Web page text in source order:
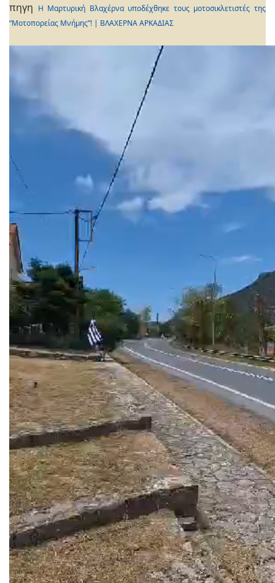
πηγη Η Μαρτυρική Βλαχέρνα υποδέχθηκε τους μοτοσικλετιστές της
“Μοτοπορείας Μνήμης”! | ΒΛΑΧΕΡΝΑ ΑΡΚΑΔΙΑΣ